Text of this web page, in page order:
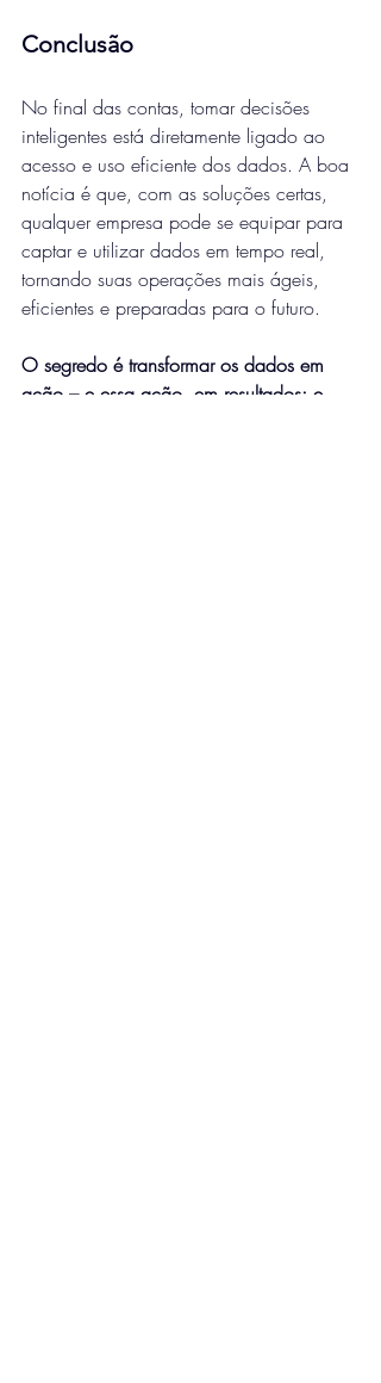
Conclusão
No final das contas, tomar decisões
inteligentes está diretamente ligado ao
acesso e uso eficiente dos dados. A boa
notícia é que, com as soluções certas,
qualquer empresa pode se equipar para
captar e utilizar dados em tempo real,
tornando suas operações mais ágeis,
eficientes e preparadas para o futuro.
O segredo é transformar os dados em
ação – e essa ação, em resultados; e